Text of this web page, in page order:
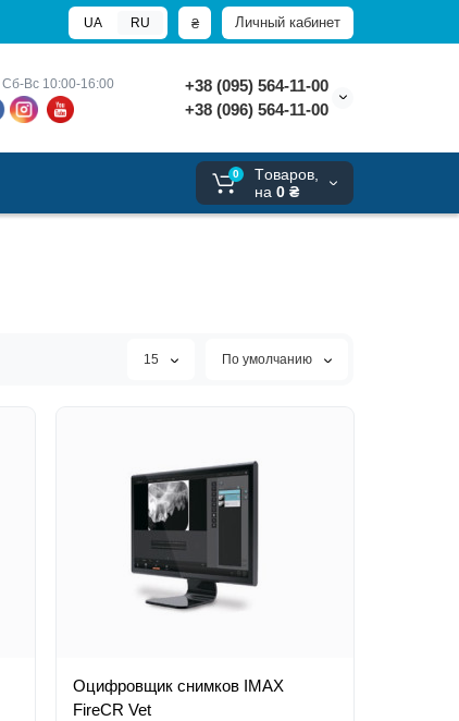
Личный кабинет
₴
UA RU
Сб-Вс 10:00-16:00
+38 (095) 564-11-00
+38 (096) 564-11-00
0
Tоваров,
на 0 ₴
15 По умолчанию
Оцифровщик снимков IMAX
FireCR Vet